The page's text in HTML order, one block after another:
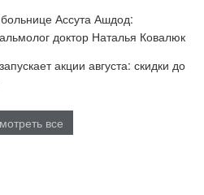
Ассута Ашдод:
доктор Наталья Ковалюк
акции августа: скидки до
все